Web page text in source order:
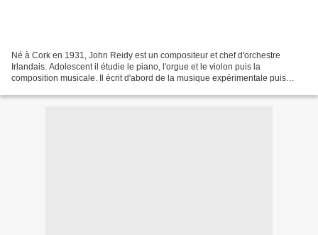
Né à Cork en 1931, John Reidy est un compositeur et chef d'orchestre
Irlandais. Adolescent il étudie le piano, l'orgue et le violon puis la
composition musicale. Il écrit d'abord de la musique expérimentale puis